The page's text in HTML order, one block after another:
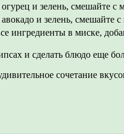
и зелень, смешайте
и зелень, смешайте
ингредиенты в миске,
и сделать блюдо еще
сочетание